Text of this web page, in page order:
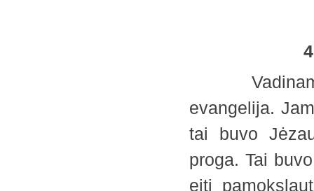
4.
evangelija.
tai buvo
proga. Tai
eiti